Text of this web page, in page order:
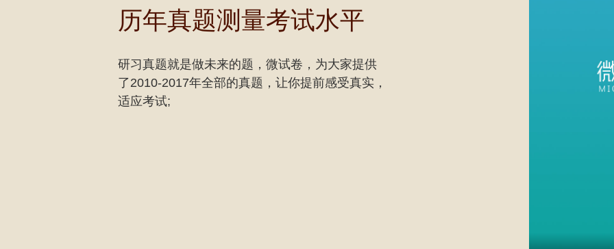
历年真题测量考试水平
研习真题就是做未来的题，微试卷，为大家提供
了2010-2017年全部的真题，让你提前感受真实，
适应考试;